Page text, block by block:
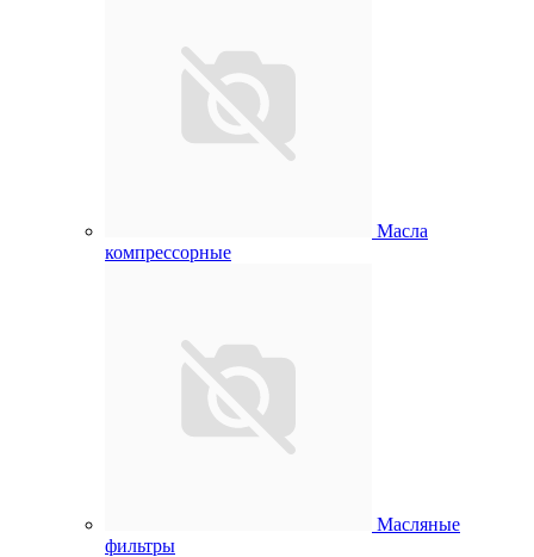
Масла
компрессорные
Масляные
фильтры